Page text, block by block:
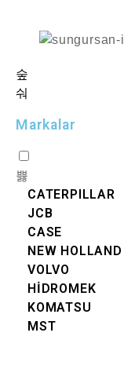
Markalar
CATERPILLAR
JCB
CASE
NEW HOLLAND
VOLVO
HİDROMEK
KOMATSU
MST